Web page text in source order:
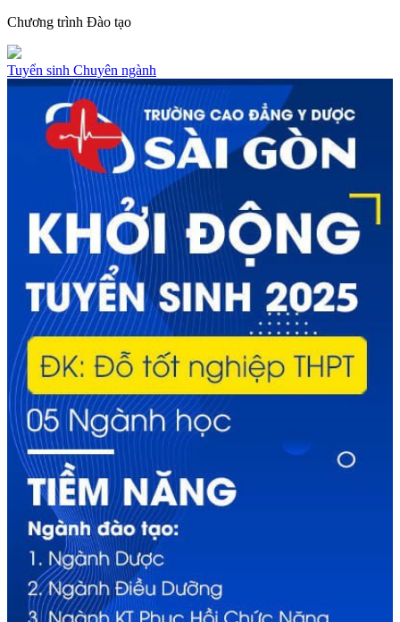
Chương trình Đào tạo
Tuyển sinh Chuyên ngành